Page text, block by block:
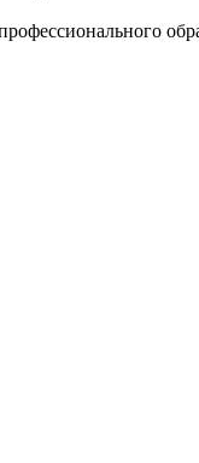
профессионального